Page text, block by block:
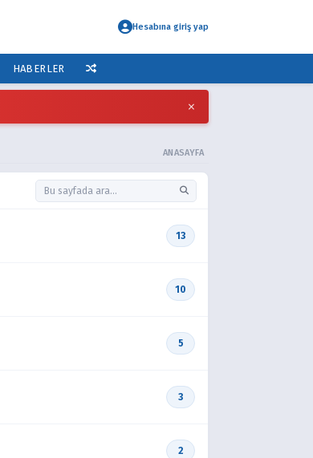
Hesabına giriş yap
HABERLER
×
ANASAYFA
13
10
5
3
2